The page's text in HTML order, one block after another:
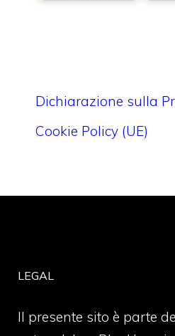
Dichiarazione sulla
Cookie Policy (UE)
LEGAL
Il presente sito è parte